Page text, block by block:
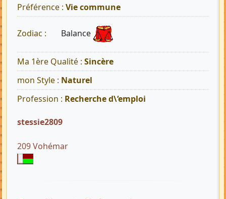
Préférence : Vie commune
Zodiac : Balance
Ma 1ère Qualité : Sincère
mon Style : Naturel
Profession : Recherche d\‘emploi
stessie2809
209 Vohémar